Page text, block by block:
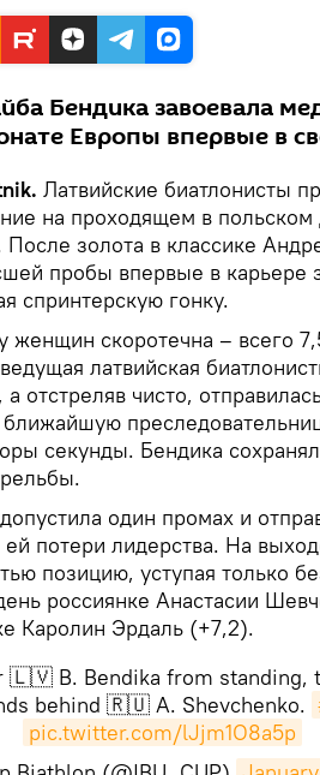
Бендика завоевала
Европы впервые в
Латвийские биатлонисты
на проходящем в
золота в классике
пробы впервые в карьере
спринтерскую гонку.
женщин скоротечна – всего
латвийская
отстреляв чисто,
секунды. Бендика
один промах и
ей потери лидерства. На
позицию, уступая только
россиянке Анастасии
Каролин Эрдаль (+7,2).
🇱🇻 B. Bendika from standing,
behind 🇷🇺 A. Shevchenko.
pic.twitter.com/lJjm1O8a5p